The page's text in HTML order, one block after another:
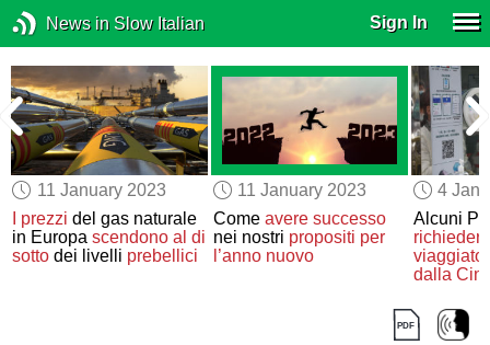
News in Slow Italian Sign In
11 January 2023
I prezzi del gas naturale
in Europascendono al di
sotto dei livelli prebellici
11 January 2023
Come avere successo
nei nostri propositi per
l’anno nuovo
4
Alcuni
dalla